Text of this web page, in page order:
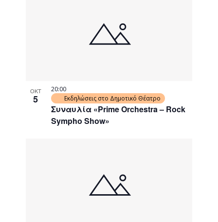
ΟΚΤ
5
Συναυλία «Prime Orchestra – Rock
Sympho Show»
20:00
Εκδηλώσεις στο Δημοτικό Θέατρο